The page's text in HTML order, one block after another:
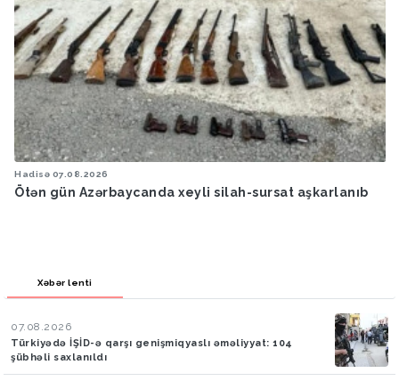
Hadisə 07.08.2026
Ötən gün Azərbaycanda xeyli silah-sursat aşkarlanıb
Xəbər lenti
07.08.2026
Türkiyədə İŞİD-ə qarşı genişmiqyaslı əməliyyat: 104
şübhəli saxlanıldı